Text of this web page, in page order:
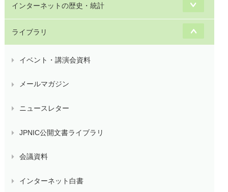
インターネットの歴史・統計
ライブラリ
イベント・講演会資料
メールマガジン
ニュースレター
JPNIC公開文書ライブラリ
会議資料
インターネット白書